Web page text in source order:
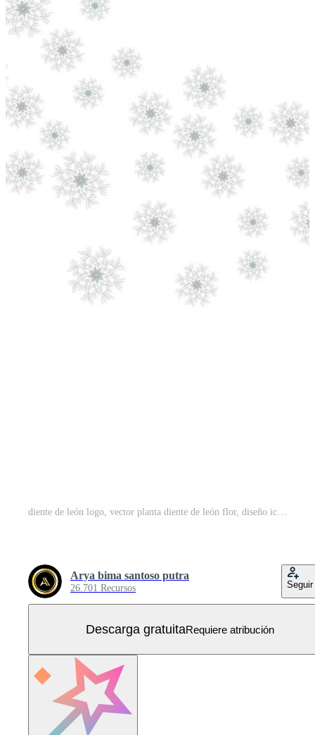
diente de león logo, vector planta diente de león flor, diseño icono modelo Vector Gratis
Arya bima santoso putra
26.701 Recursos Seguir
Descarga gratuitaRequiere atribución